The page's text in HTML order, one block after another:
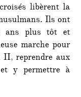
libèrent la
Ils ont
ans plus tôt et
marche pour
II, reprendre aux
y permettre à